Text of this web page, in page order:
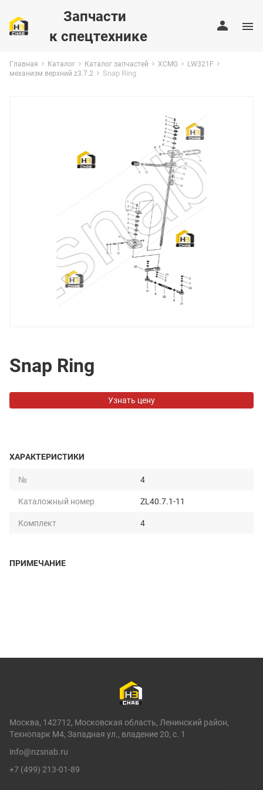
Запчасти
к спецтехнике
Главная Каталог Каталог запчастей XCMG
LW321F
механизм верхний z3.7.2
Snap Ring
Snap Ring
Узнать цену
ХАРАКТЕРИСТИКИ
№
4
Каталожный номер
ZL40.7.1-11
Комплект
4
ПРИМЕЧАНИЕ
Москва, 142712, Московская область, Ленинский район,
Технопарк М4, Западная ул., владение 20, с. 1
info@nzsnab.ru
+7 (499) 213-01-89